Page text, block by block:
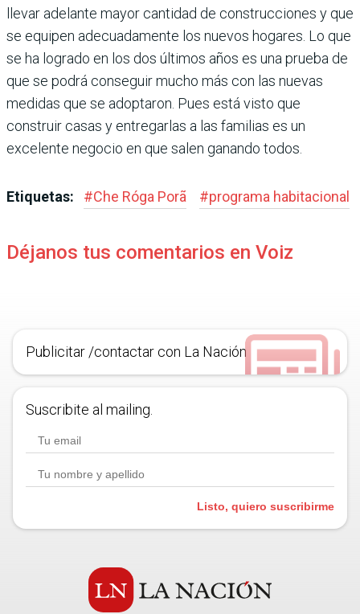
llevar adelante mayor cantidad de construcciones y que
se equipen ade­cuadamente los nuevos hogares. Lo que
se ha logrado en los dos últimos años es una prueba de
que se podrá conseguir mucho más con las nuevas
medidas que se adop­taron. Pues está visto que
construir casas y entregarlas a las familias es un
excelente negocio en que salen ganando todos.
Etiquetas: #Che Róga Porã #programa habita­cional
Déjanos tus comentarios en Voiz
Publicitar /contactar con La Nación
Suscribite al mailing.
Listo, quiero suscribirme